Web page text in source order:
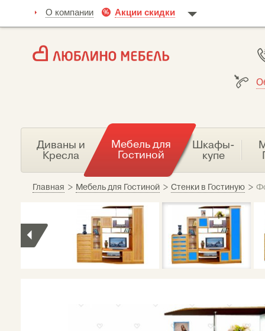
О компании Акции скидки
Диваны и
Кресла
Мебель для
Гостиной
Шкафы-
купе
Главная > Мебель для Гостиной > Стенки в Гостиную >